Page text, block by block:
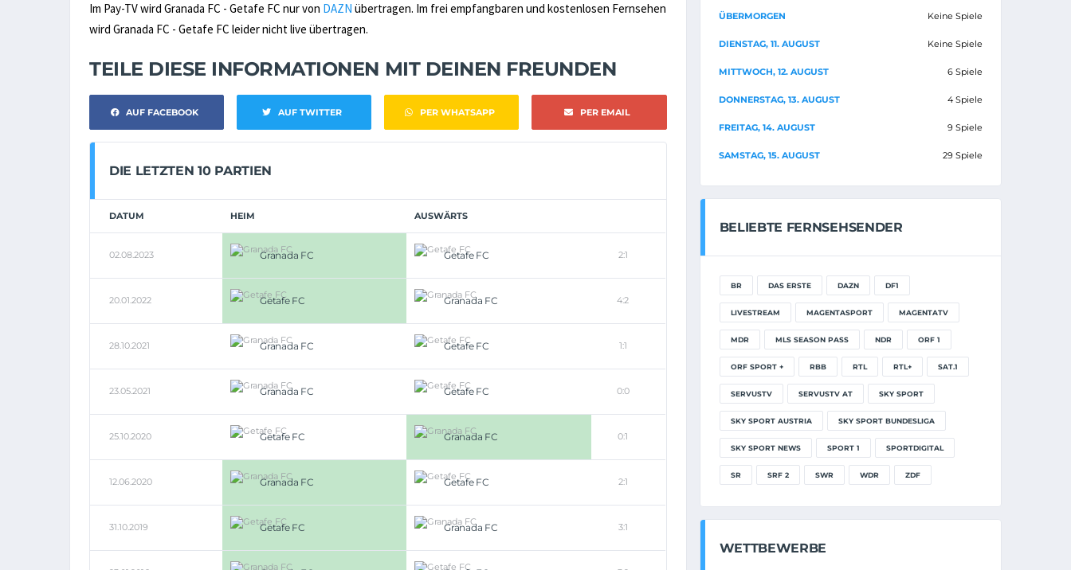
Im Pay-TV wird Granada FC - Getafe FC nur von DAZN übertragen. Im frei empfangbaren und kostenlosen Fernsehen
wird Granada FC - Getafe FC leider nicht live übertragen.
TEILE DIESE INFORMATIONEN MIT DEINEN FREUNDEN
AUF FACEBOOK AUF TWITTER PER WHATSAPP PER EMAIL
DIE LETZTEN 10 PARTIEN
DATUM HEIM AUSWÄRTS
02.08.2023 Granada FC Getafe FC 2:1
20.01.2022 Getafe FC Granada FC 4:2
28.10.2021 Granada FC Getafe FC 1:1
23.05.2021 Granada FC Getafe FC 0:0
25.10.2020 Getafe FC Granada FC 0:1
12.06.2020 Granada FC Getafe FC 2:1
31.10.2019 Getafe FC Granada FC 3:1
ÜBERMORGEN Keine Spiele
DIENSTAG, 11. AUGUST Keine Spiele
MITTWOCH, 12. AUGUST 6 Spiele
DONNERSTAG, 13. AUGUST 4 Spiele
FREITAG, 14. AUGUST 9 Spiele
SAMSTAG, 15. AUGUST 29 Spiele
BELIEBTE FERNSEHSENDER
BR DAS ERSTE DAZN DF1
LIVESTREAM MAGENTASPORT MAGENTATV
MDR MLS SEASON PASS NDR ORF 1
ORF SPORT + RBB RTL RTL+ SAT.1
SERVUSTV SERVUSTV AT SKY SPORT
SKY SPORT AUSTRIA SKY SPORT BUNDESLIGA
SKY SPORT NEWS SPORT 1 SPORTDIGITAL
SR SRF 2 SWR WDR ZDF
WETTBEWERBE